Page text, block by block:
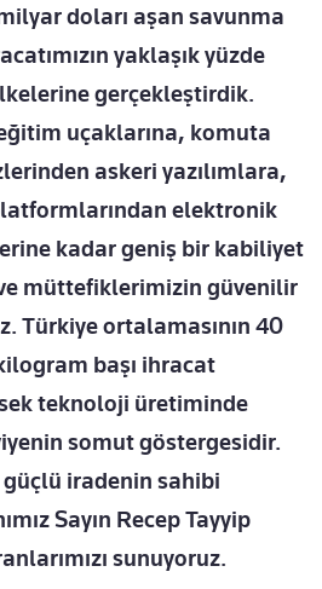
doları aşan savunma
yaklaşık yüzde
gerçekleştirdik.
uçaklarına, komuta
askeri yazılımlara,
elektronik
kadar geniş bir kabiliyet
müttefiklerimizin güvenilir
Türkiye ortalamasının 40
başı ihracat
teknoloji üretiminde
somut göstergesidir.
güçlü iradenin sahibi
Sayın Recep Tayyip
sunuyoruz.